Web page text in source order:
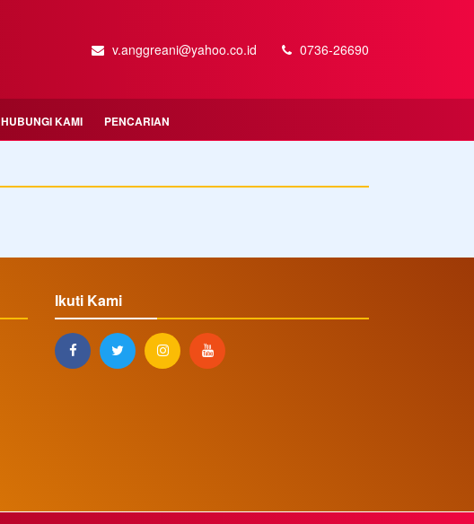
v.anggreani@yahoo.co.id 0736-26690
HUBUNGI KAMI PENCARIAN
Ikuti Kami